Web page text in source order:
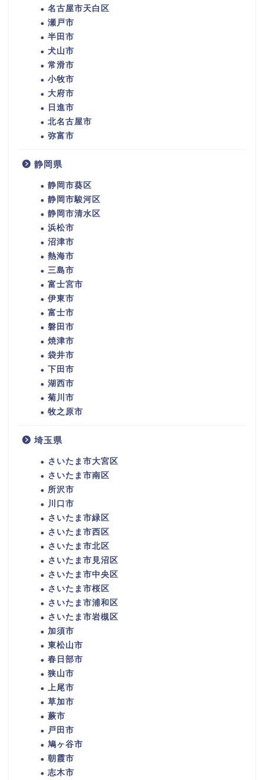
名古屋市天白区
瀬戸市
半田市
犬山市
常滑市
小牧市
大府市
日進市
北名古屋市
弥富市
静岡県
静岡市葵区
静岡市駿河区
静岡市清水区
浜松市
沼津市
熱海市
三島市
富士宮市
伊東市
富士市
磐田市
焼津市
袋井市
下田市
湖西市
菊川市
牧之原市
埼玉県
さいたま市大宮区
さいたま市南区
所沢市
川口市
さいたま市緑区
さいたま市西区
さいたま市北区
さいたま市見沼区
さいたま市中央区
さいたま市桜区
さいたま市浦和区
さいたま市岩槻区
加須市
東松山市
春日部市
狭山市
上尾市
草加市
蕨市
戸田市
鳩ヶ谷市
朝霞市
志木市